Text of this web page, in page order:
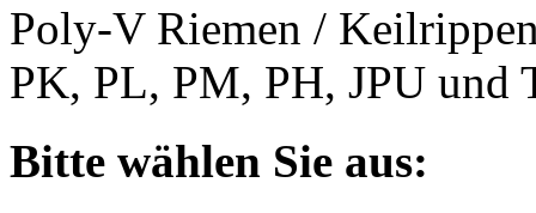
Poly-V Riemen /
PK, PL, PM, PH, JPU und
Bitte wählen Sie aus: